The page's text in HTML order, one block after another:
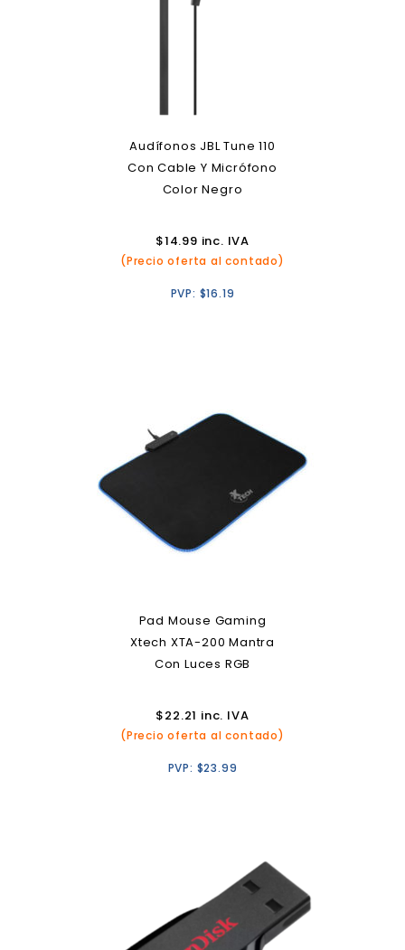
Audífonos JBL Tune 110
Con Cable Y Micrófono
Color Negro
$14.99 inc. IVA
(Precio oferta al contado)
PVP: $16.19
Pad Mouse Gaming
Xtech XTA-200 Mantra
Con Luces RGB
$22.21 inc. IVA
(Precio oferta al contado)
PVP: $23.99